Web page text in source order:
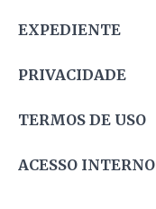
EXPEDIENTE
PRIVACIDADE
TERMOS DE USO
ACESSO INTERNO